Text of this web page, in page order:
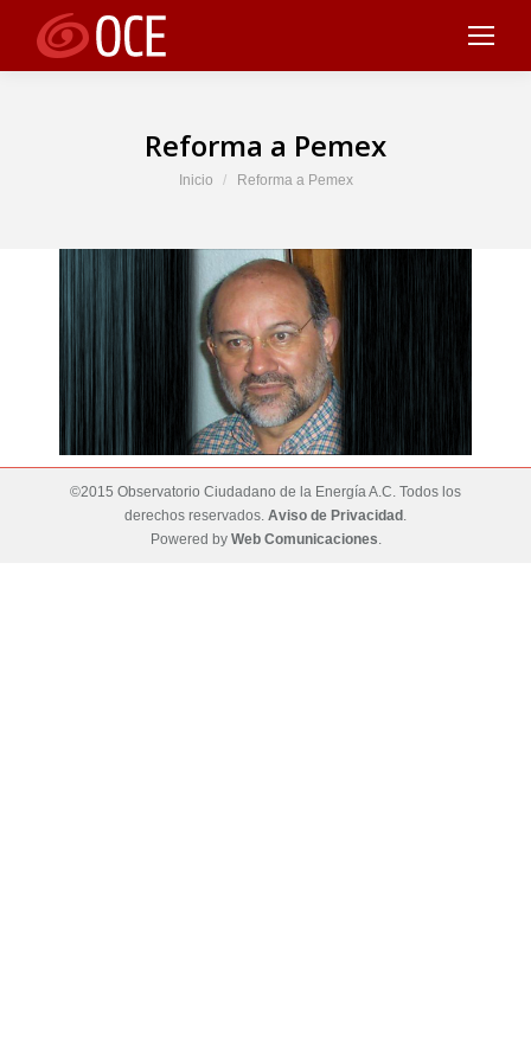
Reforma a Pemex
Estás aquí:
Inicio Reforma a Pemex
©2015 Observatorio Ciudadano de la Energía A.C. Todos los
derechos reservados. Aviso de Privacidad .
Powered by Web Comunicaciones.